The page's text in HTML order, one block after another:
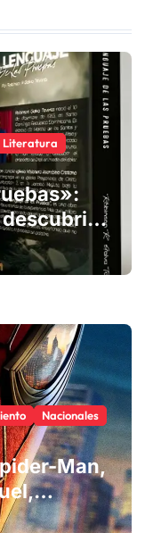
Literatura
medio de
Nacionales
Man,
cine